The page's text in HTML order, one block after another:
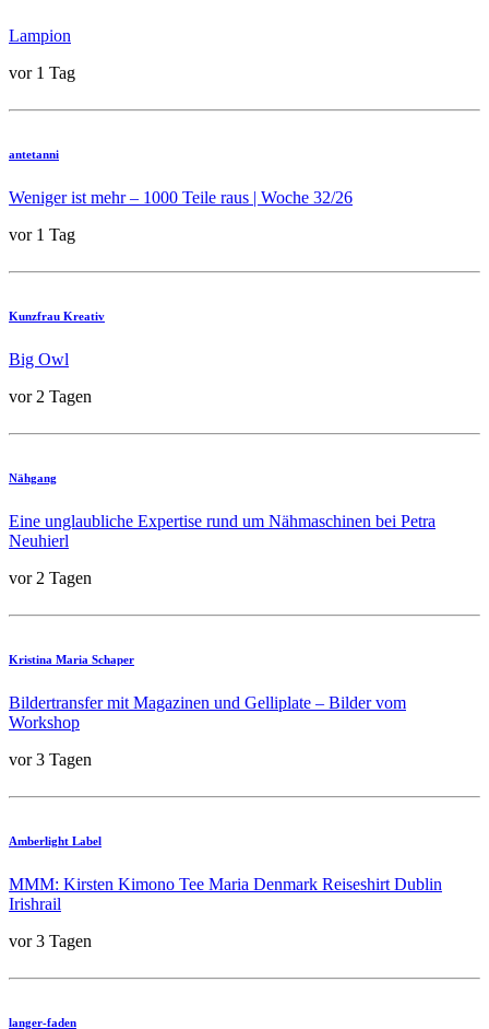
Lampion
vor 1 Tag
antetanni
Weniger ist mehr – 1000 Teile raus | Woche 32/26
vor 1 Tag
Kunzfrau Kreativ
Big Owl
vor 2 Tagen
Nähgang
Eine unglaubliche Expertise rund um Nähmaschinen bei Petra
Neuhierl
vor 2 Tagen
Kristina Maria Schaper
Bildertransfer mit Magazinen und Gelliplate – Bilder vom
Workshop
vor 3 Tagen
Amberlight Label
MMM: Kirsten Kimono Tee Maria Denmark Reiseshirt Dublin
Irishrail
vor 3 Tagen
langer-faden